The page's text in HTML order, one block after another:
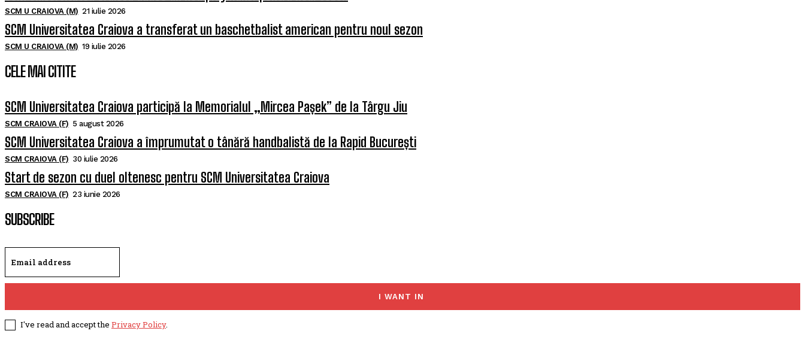
SCM U CRAIOVA (M) 21 iulie 2026
SCM Universitatea Craiova a transferat un baschetbalist american pentru noul sezon
SCM U CRAIOVA (M) 19 iulie 2026
CELE MAI CITITE
SCM Universitatea Craiova participă la Memorialul „Mircea Pașek” de la Târgu Jiu
SCM CRAIOVA (F) 5 august 2026
SCM Universitatea Craiova a împrumutat o tânără handbalistă de la Rapid București
SCM CRAIOVA (F) 30 iulie 2026
Start de sezon cu duel oltenesc pentru SCM Universitatea Craiova
SCM CRAIOVA (F) 23 iunie 2026
SUBSCRIBE
I WANT IN
I've read and accept the Privacy Policy.